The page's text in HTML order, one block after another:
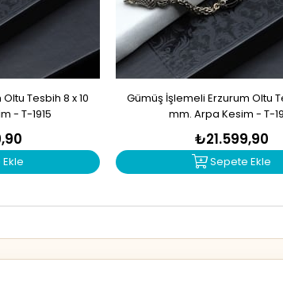
Tesbih 8 x 10
- T-1915
Gümüş İşlemeli Erzurum Oltu
mm. Arpa Kesim - T-
₺21.599,90
Sepete Ekle